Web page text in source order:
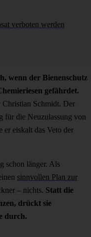
verboten werden
wenn der Bienenschutz
gefährdet.
Schmidt. Der
für die Neuzulassung von
eiskalt das Veto der
schon länger. Als
sinnvollen Plan zur
– nichts. Statt die
drückt sie
durch.